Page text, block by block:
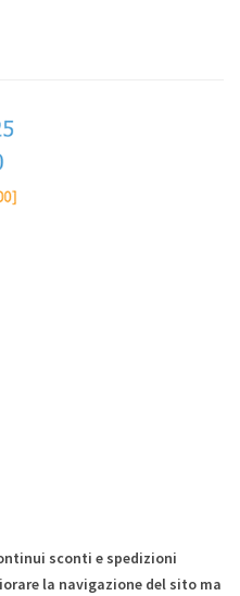
sconti e spedizioni
la navigazione del sito ma